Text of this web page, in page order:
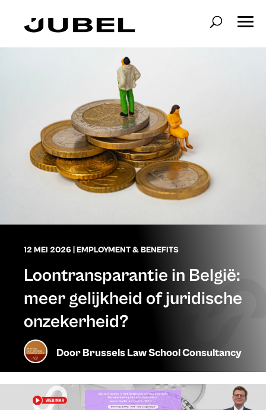
12 MEI 2026 |EMPLOYMENT & BENEFITS
Loontransparantie in België:
meer gelijkheid of juridische
onzekerheid?
DoorBrussels Law School Consultancy